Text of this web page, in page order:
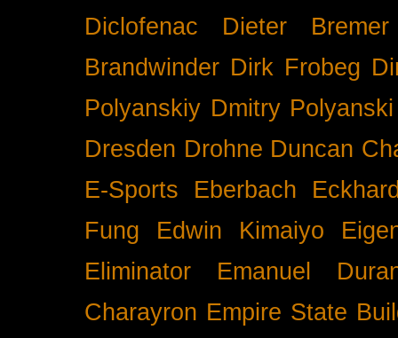
Diclofenac
Dieter Bremer
Brandwinder Dirk Frobeg
Polyanskiy Dmitry Polyanski
Dresden Drohne Duncan
E-Sports
Eberbach
Fung
Edwin Kimaiyo
Eliminator
Emanuel
Charayron Empire State